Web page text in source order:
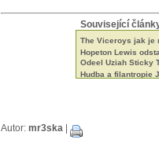
Související
The Viceroys jak je
Hopeton Lewis
Odeel Uziah Sticky
Hudba a filantropie
Capital Letters
Mikey Ras Starr,
Autor: mr3ska